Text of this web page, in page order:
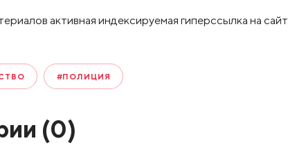
активная индексируемая гиперссылка на сайт
#ПОЛИЦИЯ
(0)